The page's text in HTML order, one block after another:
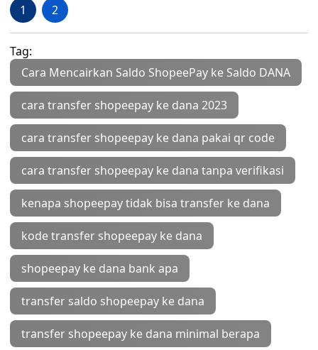
1 2
Tag:
Cara Mencairkan Saldo ShopeePay ke Saldo DANA
cara transfer shopeepay ke dana 2023
cara transfer shopeepay ke dana pakai qr code
cara transfer shopeepay ke dana tanpa verifikasi
kenapa shopeepay tidak bisa transfer ke dana
kode transfer shopeepay ke dana
shopeepay ke dana bank apa
transfer saldo shopeepay ke dana
transfer shopeepay ke dana minimal berapa